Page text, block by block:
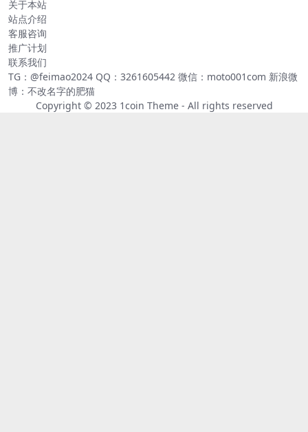
关于本站
站点介绍
客服咨询
推广计划
联系我们
TG：@feimao2024 QQ：3261605442 微信：moto001com 新浪微
博：不改名字的肥猫
Copyright © 2023 1coin Theme- All rights reserved